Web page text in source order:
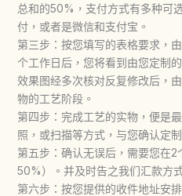
总和的50%，支付方式有多种可
付，或者是微信和支付宝。
第三步：按您填写的表格要求，
个工作日后，您将看到由您定制
效果图经多次核对反复修改后，
物的工艺阶段。
第四步：完成工艺的实物，便是
照，或扫描等方式，与您确认定
第五步：确认无误后，需要您在
50%）。并及时告之我们汇款方
第六步：按您提供的收件地址安